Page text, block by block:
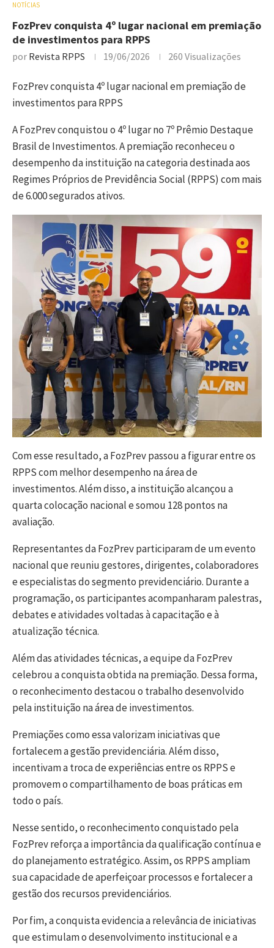
NOTÍCIAS
FozPrev conquista 4º lugar nacional em premiação
de investimentos para RPPS
por Revista RPPS 19/06/2026 260 Visualizações
FozPrev conquista 4º lugar nacional em premiação de
investimentos para RPPS
A FozPrev conquistou o 4º lugar no 7º Prêmio Destaque
Brasil de Investimentos. A premiação reconheceu o
desempenho da instituição na categoria destinada aos
Regimes Próprios de Previdência Social (RPPS) com mais
de 6.000 segurados ativos.
Com esse resultado, a FozPrev passou a figurar entre os
RPPS com melhor desempenho na área de
investimentos. Além disso, a instituição alcançou a
quarta colocação nacional e somou 128 pontos na
avaliação.
Representantes da FozPrev participaram de um evento
nacional que reuniu gestores, dirigentes, colaboradores
e especialistas do segmento previdenciário. Durante a
programação, os participantes acompanharam palestras,
debates e atividades voltadas à capacitação e à
atualização técnica.
Além das atividades técnicas, a equipe da FozPrev
celebrou a conquista obtida na premiação. Dessa forma,
o reconhecimento destacou o trabalho desenvolvido
pela instituição na área de investimentos.
Premiações como essa valorizam iniciativas que
fortalecem a gestão previdenciária. Além disso,
incentivam a troca de experiências entre os RPPS e
promovem o compartilhamento de boas práticas em
todo o país.
Nesse sentido, o reconhecimento conquistado pela
FozPrev reforça a importância da qualificação contínua e
do planejamento estratégico. Assim, os RPPS ampliam
sua capacidade de aperfeiçoar processos e fortalecer a
gestão dos recursos previdenciários.
Por fim, a conquista evidencia a relevância de iniciativas
que estimulam o desenvolvimento institucional e a